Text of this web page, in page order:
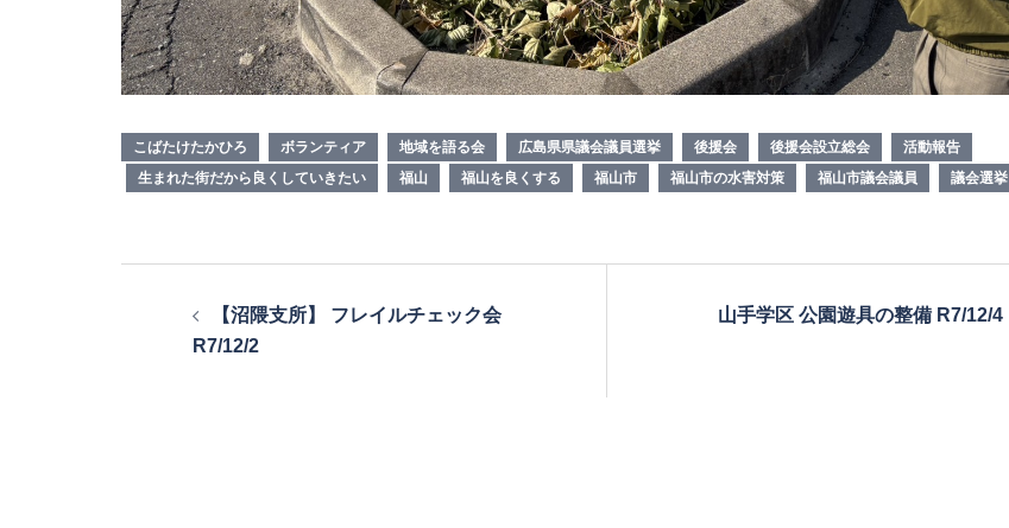
こばたけたかひろ ボランティア 地域を語る会 広島県県議会議員選挙 後援会 後援会設立総会
活動報告
生まれた街だから良くしていきたい
福山 福山を良くする 福山市 福山市の水害対策 福山市議会議員 議会選挙
【沼隈支所】 フレイルチェック会
R7/12/2
山手学区 公園遊具の整備 R7/12/4